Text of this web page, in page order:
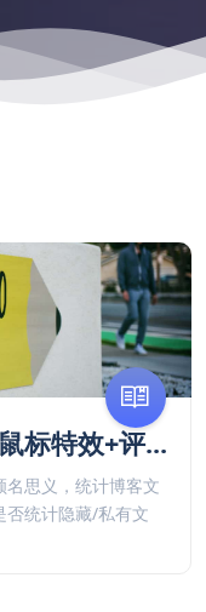
标特效+评...
思义，统计博客文
否统计隐藏/私有文